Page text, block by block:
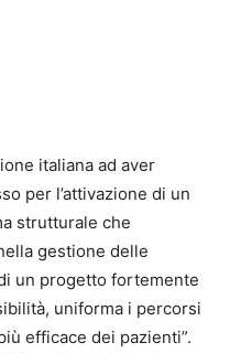
italiana ad aver
per l’attivazione di un
strutturale che
gestione delle
un progetto fortemente
uniforma i percorsi
efficace dei pazienti”.